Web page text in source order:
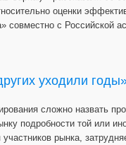
оценки
совместно с Российской
уходили
сложно назвать
подробности той или
рынка,